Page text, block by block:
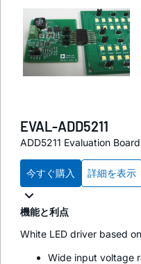
EVAL-ADD5211
ADD5211 Evaluation Board
今すぐ購入 詳細を表示
機能と利点
White LED driver based
Wide input voltage